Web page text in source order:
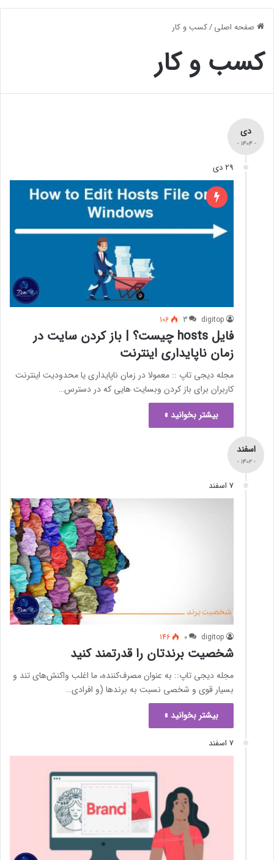
صفحه اصلی/کسب و کار
کسب و کار
دی
- 1404 -
29 دی
digitop
3
106
فایل hosts چیست؟ | باز کردن سایت در
زمان ناپایداری اینترنت
مجله دیجی تاپ :: معمولا در زمان ناپایداری یا محدودیت اینترنت
کاربران برای باز کردن وبسایت هایی که در دسترس…
بیشتر بخوانید »
اسفند
- 1402 -
7 اسفند
digitop
0
146
شخصیت برندتان را قدرتمند کنید
مجله دیجی تاپ:: به عنوان مصرف‌کننده، ما اغلب واکنش‌های تند و
بسیار قوی و شخصی نسبت به برندها (و افرادی…
بیشتر بخوانید »
7 اسفند